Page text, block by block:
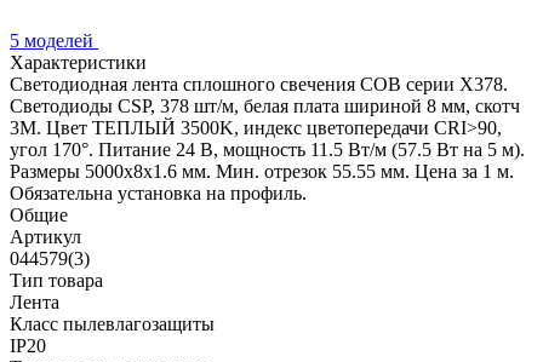
5 моделей
Характеристики
Светодиодная лента сплошного свечения COB серии X378.
Светодиоды CSP, 378 шт/м, белая плата шириной 8 мм, скотч
3M. Цвет ТЕПЛЫЙ 3500K, индекс цветопередачи CRI>90,
угол 170°. Питание 24 В, мощность 11.5 Вт/м (57.5 Вт на 5 м).
Размеры 5000x8x1.6 мм. Мин. отрезок 55.55 мм. Цена за 1 м.
Обязательна установка на профиль.
Общие
Артикул
044579(3)
Тип товара
Лента
Класс пылевлагозащиты
IP20